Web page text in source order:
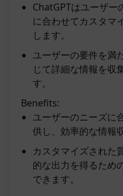
ChatGPTはユーザー
に合わせてカスタマ
します。
ユーザーの要件を満
じて詳細な情報を収
す。
Benefits:
ユーザーのニーズに
供し、効率的な情報
カスタマイズされた
的な出力を得るため
できます。